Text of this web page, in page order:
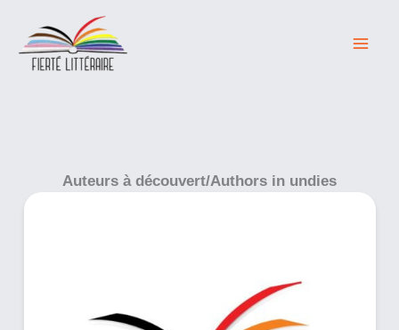
content
Auteurs à découvert/Authors in undies